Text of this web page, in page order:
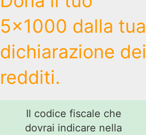
5x1000 dalla tua
dichiarazione dei
redditi.
Il codice fiscale che
dovrai indicare nella